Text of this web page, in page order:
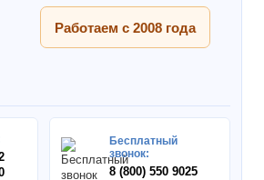
Работаем с 2008 года
Бесплатный
звонок:
8 (800) 550 9025